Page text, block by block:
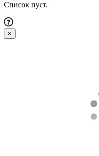
Список пуст.
×